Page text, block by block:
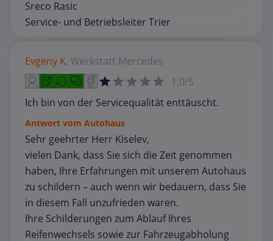
Sreco Rasic
Service- und Betriebsleiter Trier
Evgeny K. Werkstatt Mercedes
1,0/5
Ich bin von der Servicequalität enttäuscht.
Antwort vom Autohaus
Sehr geehrter Herr Kiselev,
vielen Dank, dass Sie sich die Zeit genommen
haben, Ihre Erfahrungen mit unserem Autohaus
zu schildern – auch wenn wir bedauern, dass Sie
in diesem Fall unzufrieden waren.
Ihre Schilderungen zum Ablauf Ihres
Reifenwechsels sowie zur Fahrzeugabholung